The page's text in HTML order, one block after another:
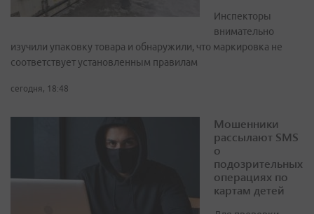
Инспекторы
внимательно
изучили упаковку товара и обнаружили, что маркировка не
соответствует установленным правилам
сегодня, 18:48
Мошенники
рассылают SMS
о
подозрительных
операциях по
картам детей